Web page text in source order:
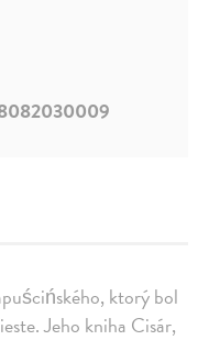
ktorý bol
Jeho kniha Cisár,